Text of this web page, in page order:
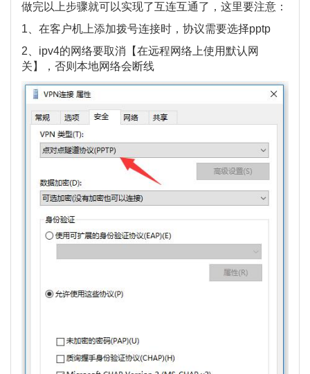
做完以上步骤就可以实现了互连互通了，这里要注意：
1、在客户机上添加拨号连接时，协议需要选择pptp
2、ipv4的网络要取消【在远程网络上使用默认网
关】，否则本地网络会断线